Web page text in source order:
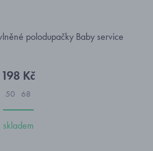
polodupačky Baby service
198 Kč
50 68
skladem